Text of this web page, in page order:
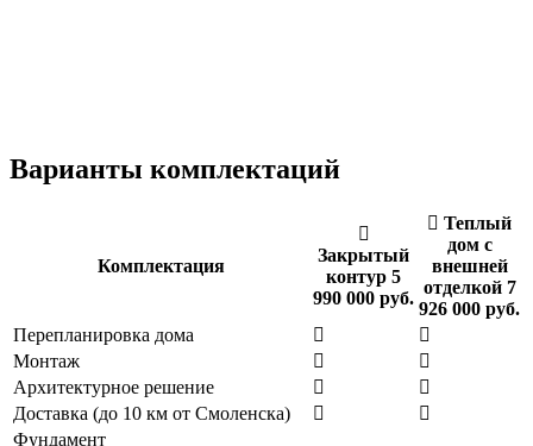
Варианты комплектаций
Комплектация
Закрытый
контур 5
990 000 руб.
Теплый
дом с
внешней
отделкой 7
926 000 руб.
Перепланировка дома
Монтаж
Архитектурное решение
Доставка (до 10 км от Смоленска)
Фундамент